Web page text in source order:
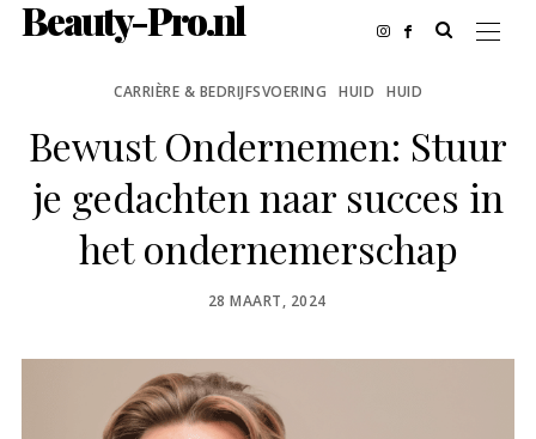
Beauty-Pro.nl
CARRIÈRE & BEDRIJFSVOERING HUID HUID
Bewust Ondernemen: Stuur
je gedachten naar succes in
het ondernemerschap
POSTED
28 MAART, 2024